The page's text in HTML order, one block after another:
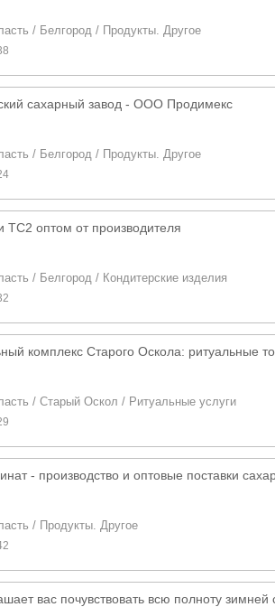
/ Белгород / Продукты. Другое
сахарный завод - ООО Продимекс
/ Белгород / Продукты. Другое
ТС2 оптом от производителя
/ Белгород / Кондитерские изделия
комплекс Старого Оскола: ритуальные
/Старый Оскол / Ритуальные услуги
- производство и оптовые поставки
/ Продукты. Другое
вас почувствовать всю полноту зимней